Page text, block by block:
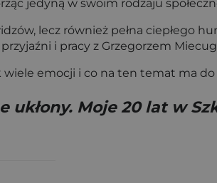
jedyną w swoim rodzaju
lecz również pełna ciepłego
i pracy z Grzegorzem
emocji i co na ten temat ma
ukłony. Moje 20 lat w